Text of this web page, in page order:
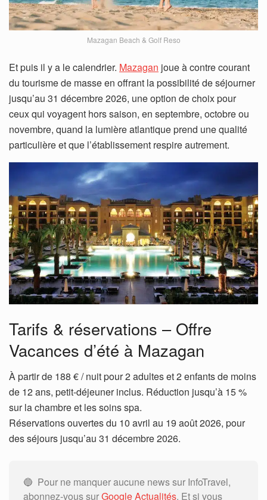
Mazagan Beach & Golf Reso
Et puis il y a le calendrier. Mazagan joue à contre courant
du tourisme de masse en offrant la possibilité de séjourner
jusqu’au 31 décembre 2026, une option de choix pour
ceux qui voyagent hors saison, en septembre, octobre ou
novembre, quand la lumière atlantique prend une qualité
particulière et que l’établissement respire autrement.
Tarifs & réservations – Offre
Vacances d’été à Mazagan
À partir de 188 € / nuit pour 2 adultes et 2 enfants de moins
de 12 ans, petit-déjeuner inclus. Réduction jusqu’à 15 %
sur la chambre et les soins spa.
Réservations ouvertes du 10 avril au 19 août 2026, pour
des séjours jusqu’au 31 décembre 2026.
🔵 Pour ne manquer aucune news sur InfoTravel,
abonnez-vous surGoogle Actualités. Et si vous